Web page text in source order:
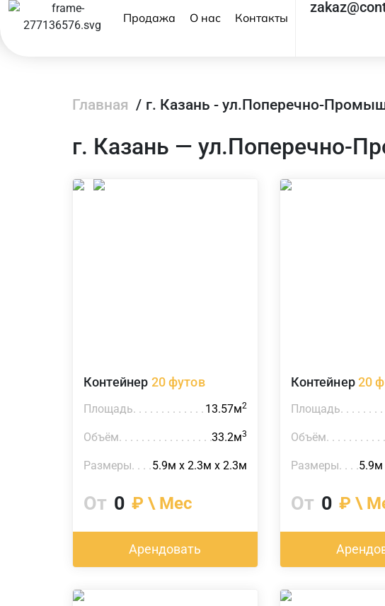
Продажа О нас Контакты
Главная / г. Казань - ул.Поперечно-
г. Казань — ул.Поперечно-
Контейнер 20 футов
Площадь 13.57м2
Объём 33.2м3
Размеры 5.9м х 2.3м х 2.3м
От 0 ₽ \ Мес
Арендовать
Контейнер20
Площадь
Объём
Размеры 5.9м
От 0 ₽ \